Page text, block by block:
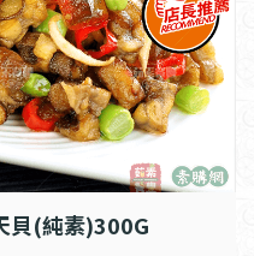
貝(純素)300G